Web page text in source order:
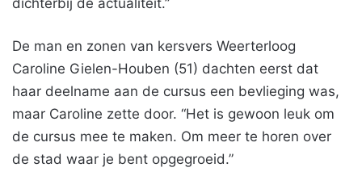
dichterbij de actualiteit.”
De man en zonen van kersvers Weerterloog
Caroline Gielen-Houben (51) dachten eerst dat
haar deelname aan de cursus een bevlieging was,
maar Caroline zette door. “Het is gewoon leuk om
de cursus mee te maken. Om meer te horen over
de stad waar je bent opgegroeid.”